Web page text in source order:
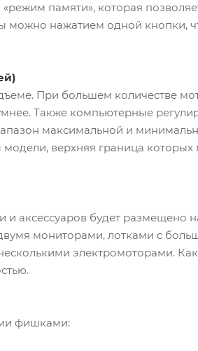
памяти», которая
можно нажатием одной кнопки,
При большем количестве
Также компьютерные
максимальной и
верхняя граница которых
аксессуаров будет размещено
мониторами, лотками с
электромоторами.
фишками: